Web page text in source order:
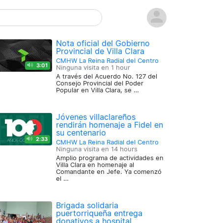
3:01
Nota oficial del Gobierno
Provincial de Villa Clara
CMHW La Reina Radial del Centro
Ninguna visita en 1 hour
A través del Acuerdo No. 127 del
Consejo Provincial del Poder
Popular en Villa Clara, se …
2:33
Jóvenes villaclareños
rendirán homenaje a Fidel en
su centenario
CMHW La Reina Radial del Centro
Ninguna visita en 14 hours
Amplio programa de actividades en
Villa Clara en homenaje al
Comandante en Jefe. Ya comenzó
el …
Brigada solidaria
puertorriqueña entrega
donativos a hospital